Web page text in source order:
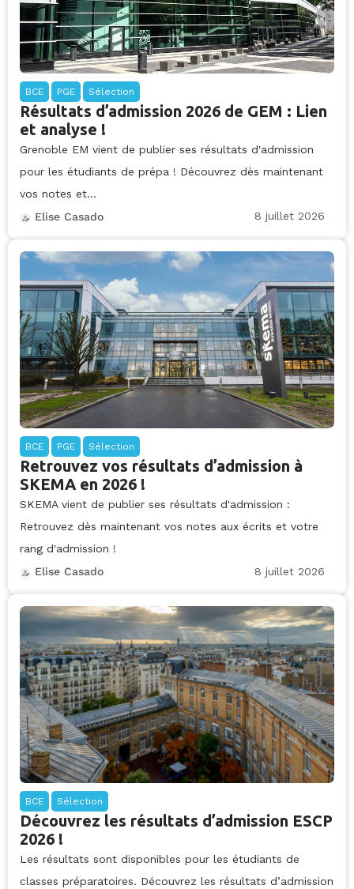
BCE PGE Sélection
Résultats d’admission 2026 de GEM : Lien
et analyse !
Grenoble EM vient de publier ses résultats d'admission
pour les étudiants de prépa ! Découvrez dès maintenant
vos notes et...
Elise Casado
8 juillet 2026
BCE PGE Sélection
Retrouvez vos résultats d’admission à
SKEMA en 2026 !
SKEMA vient de publier ses résultats d'admission :
Retrouvez dès maintenant vos notes aux écrits et votre
rang d'admission !
Elise Casado
8 juillet 2026
BCE Sélection
Découvrez les résultats d’admission ESCP
2026 !
Les résultats sont disponibles pour les étudiants de
classes préparatoires. Découvrez les résultats d’admission